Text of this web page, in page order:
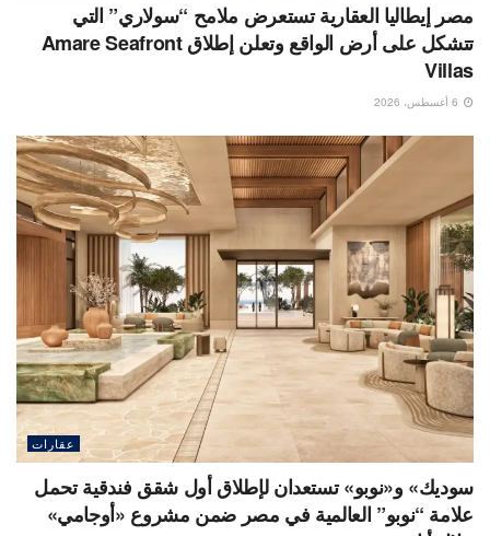
مصر إيطاليا العقارية تستعرض ملامح “سولاري” التي
تتشكل على أرض الواقع وتعلن إطلاق Amare Seafront
Villas
عقارات
سوديك» و«نوبو» تستعدان لإطلاق أول شقق فندقية تحمل
علامة “نوبو” العالمية في مصر ضمن مشروع «أوجامي»